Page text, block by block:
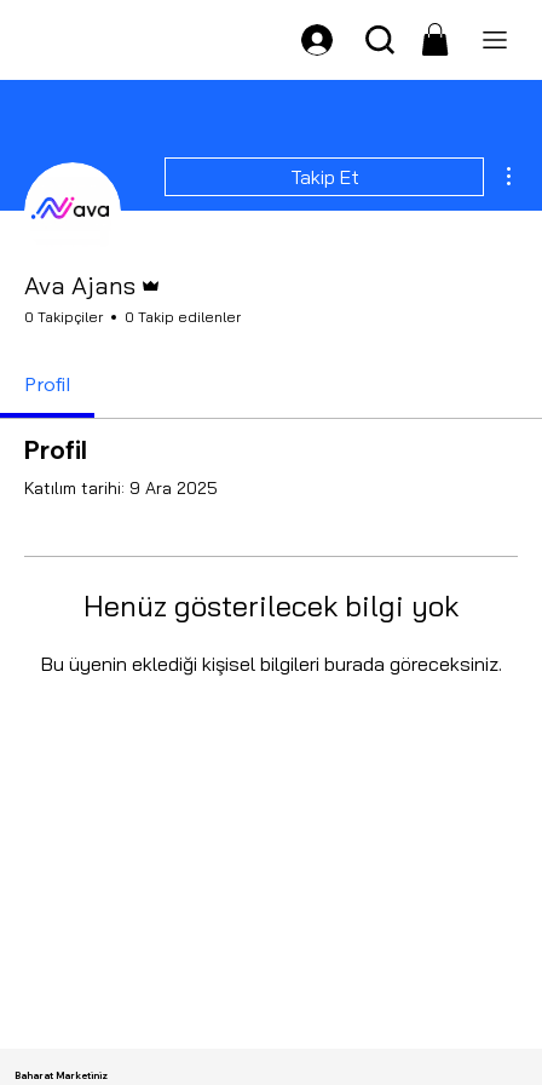
Takip Et
Ava Ajans
0 Takipçiler 0 Takip edilenler
Profil
Profil
Katılım tarihi: 9 Ara 2025
Henüz gösterilecek bilgi yok
Bu üyenin eklediği kişisel bilgileri burada göreceksiniz.
Baharat Marketiniz